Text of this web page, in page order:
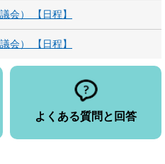
会） 【日程】
会） 【日程】
よくある質問と回答